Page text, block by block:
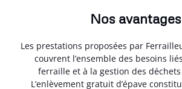
Nos avantages
Les prestations proposées par
couvrent l’ensemble des besoins
ferraille et à la gestion des
L’enlèvement gratuit d’épave